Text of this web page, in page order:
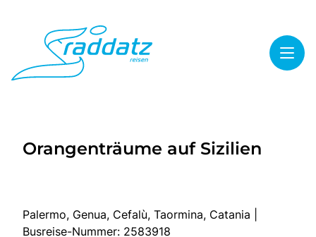
Highlights
Orangenträume auf Sizilien
Palermo, Genua, Cefalù, Taormina, Catania |
Busreise-Nummer: 2583918